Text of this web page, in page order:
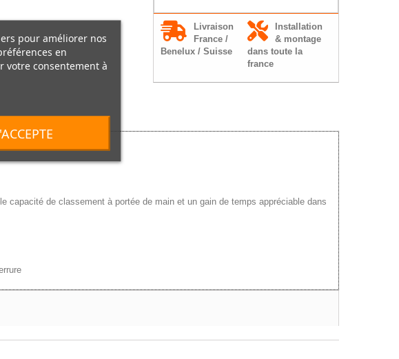
Livraison
France /
Benelux / Suisse
Installation
& montage
dans toute la
france
de classement à portée de main et un gain de temps appréciable dans
pour améliorer nos
en
votre consentement à